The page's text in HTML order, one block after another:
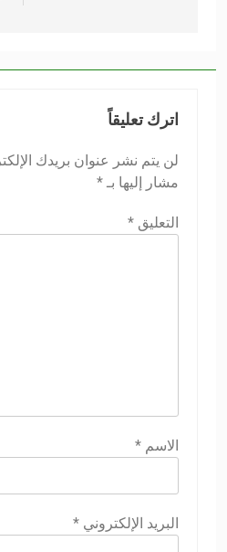
اترك تعليقاً
لن يتم نشر عنوان بريدك
مشار إليها بـ *
التعليق *
الاسم *
البريد الإلكتروني *